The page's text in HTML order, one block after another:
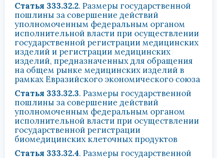
Статья 333.32.2. Размеры государственной
пошлины за совершение действий
уполномоченным федеральным органом
исполнительной власти при осуществлении
государственной регистрации медицинских
изделий и регистрации медицинских
изделий, предназначенных для обращения
на общем рынке медицинских изделий в
рамках Евразийского экономического союза
Статья 333.32.3. Размеры государственной
пошлины за совершение действий
уполномоченным федеральным органом
исполнительной власти при осуществлении
государственной регистрации
биомедицинских клеточных продуктов
Статья 333.32.4. Размеры государственной